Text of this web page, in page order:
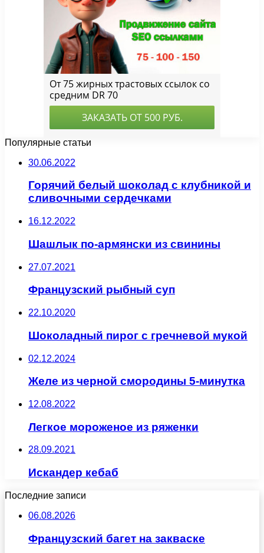
Популярные статьи
30.06.2022
Горячий белый шоколад с клубникой и
сливочными сердечками
16.12.2022
Шашлык по-армянски из свинины
27.07.2021
Французский рыбный суп
22.10.2020
Шоколадный пирог с гречневой мукой
02.12.2024
Желе из черной смородины 5-минутка
12.08.2022
Легкое мороженое из ряженки
28.09.2021
Искандер кебаб
Последние записи
06.08.2026
Французский багет на закваске